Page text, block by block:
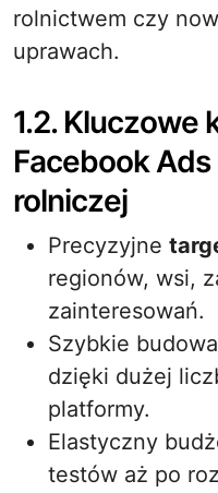
rolnictwem czy
uprawach.
1.2. Kluczowe
Facebook
rolniczej
Precyzyjne
regionów, wsi,
zainteresowań.
Szybkie
dzięki dużej
platformy.
Elastyczny
testów aż po